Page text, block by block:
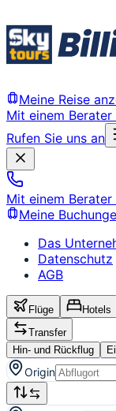
Meine Reise
Mit einem Berater
Rufen Sie uns an
Mit einem Berater
Meine
Das
Datenschutz
AGB
Flüge Hotels
Transfer
Hin- und Rückflug
Origin